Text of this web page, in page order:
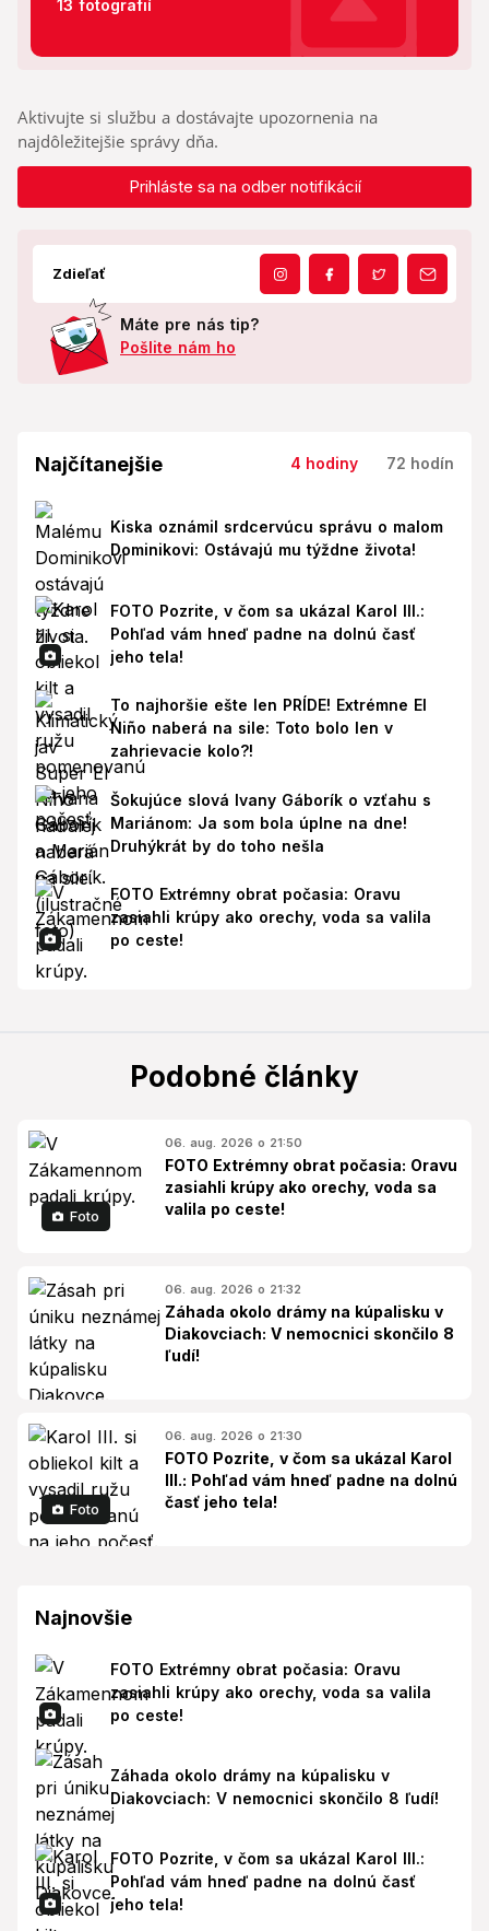
13 fotografií
Aktivujte si službu a dostávajte upozornenia na
najdôležitejšie správy dňa.
Prihláste sa na odber notifikácií
Zdieľať
Máte pre nás tip?
Pošlite nám ho
Najčítanejšie 4 hodiny 72 hodín
Kiska oznámil srdcervúcu správu o malom
Dominikovi: Ostávajú mu týždne života!
FOTO Pozrite, v čom sa ukázal Karol III.:
Pohľad vám hneď padne na dolnú časť
jeho tela!
To najhoršie ešte len PRÍDE! Extrémne El
Niño naberá na sile: Toto bolo len v
zahrievacie kolo?!
Šokujúce slová Ivany Gáborík o vzťahu s
Mariánom: Ja som bola úplne na dne!
Druhýkrát by do toho nešla
FOTO Extrémny obrat počasia: Oravu
zasiahli krúpy ako orechy, voda sa valila
po ceste!
Podobné články
Foto
06. aug. 2026 o 21:50
FOTO Extrémny obrat počasia: Oravu
zasiahli krúpy ako orechy, voda sa
valila po ceste!
06. aug. 2026 o 21:32
Záhada okolo drámy na kúpalisku v
Diakovciach: V nemocnici skončilo 8
ľudí!
Foto
06. aug. 2026 o 21:30
FOTO Pozrite, v čom sa ukázal Karol
III.: Pohľad vám hneď padne na dolnú
časť jeho tela!
Najnovšie
FOTO Extrémny obrat počasia: Oravu
zasiahli krúpy ako orechy, voda sa valila
po ceste!
Záhada okolo drámy na kúpalisku v
Diakovciach: V nemocnici skončilo 8 ľudí!
FOTO Pozrite, v čom sa ukázal Karol III.:
Pohľad vám hneď padne na dolnú časť
jeho tela!